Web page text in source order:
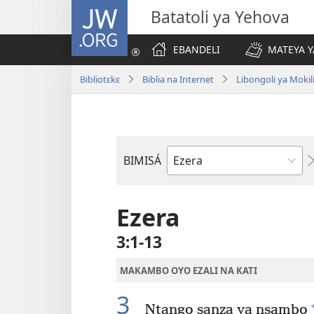
JW.ORG Batatoli ya Yehova
EBANDELI
MATEYA
Bibliotɛkɛ Biblia na Internet Libongoli ya
BIMISÁ
Mokanda
Ezera
3:1-13
MAKAMBO OYO EZALI NA KATI
3 Ntango sanza ya nsambo